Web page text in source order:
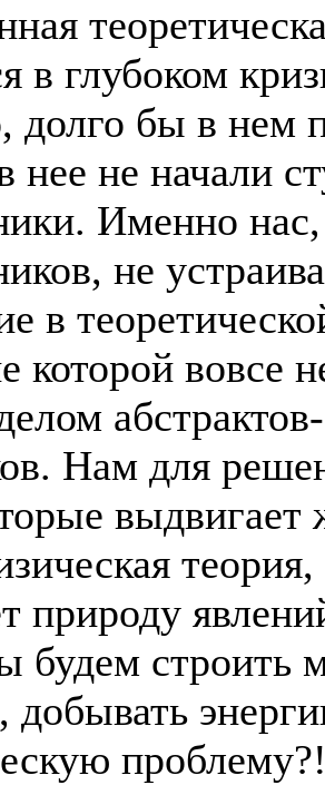
в глубоком
долго бы в нем
нее не начали
Именно нас,
не
в
которой вовсе
абстрактов-
Нам для
выдвигает
теория,
природу
будем строить
добывать